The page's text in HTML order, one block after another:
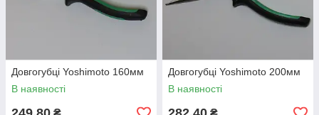
Довгогубці Yoshimoto 160мм
В наявності
Довгогубці Yoshimoto 200мм
В наявності